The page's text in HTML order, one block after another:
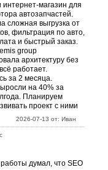
магазин для
автозапчастей.
сложная выгрузка от
фильтрация по авто,
и быстрый заказ.
group
архитектуру без
работает.
за 2 месяца.
на 40% за
Планируем
проект с ними
2026-07-13 от: Иван
думал, что SEO